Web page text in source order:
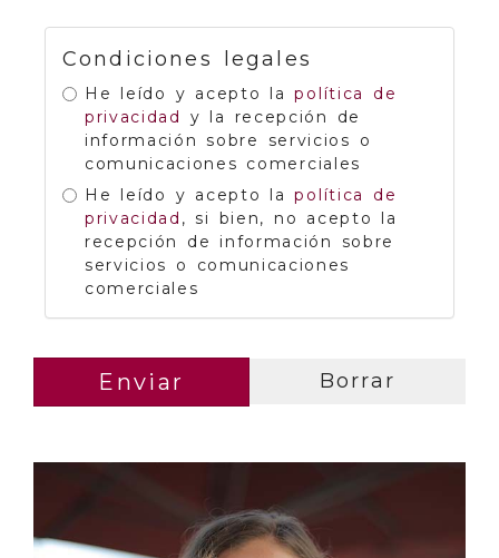
Condiciones legales
He leído y acepto lapolítica de
privacidad
y la recepción de
información sobre servicios o
comunicaciones comerciales
He leído y acepto lapolítica de
privacidad , si bien, no acepto la
recepción de información sobre
servicios o comunicaciones
comerciales
Enviar Borrar